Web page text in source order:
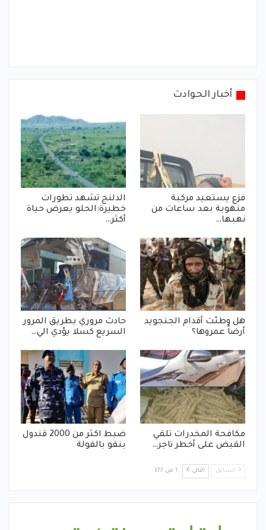
أخبار الحوادث
فزع يستعيد مركبة
منهوبة بعد ساعات من
نهبها…
الدلنج تشهد تطورات
خطيرة:الحلو يعرض حياة
أكثر…
هل وطئت أقدام الجنجويد
أرضاً عمروها؟
حادث مروري بطريق المرور
السريع كسلا يؤدي الي…
مكافحة المخدرات تلقي
القبض على أخطر تاجر…
ضبط اكثر من 2000 قندول
بنقو بالفولة
السابق التالي 1 من 377